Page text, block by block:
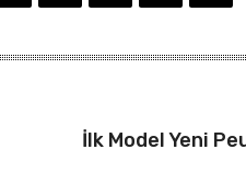
İlk Model Yeni